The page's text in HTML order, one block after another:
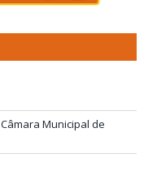
Municipal de